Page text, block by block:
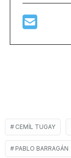
CEMIL TUGAY
PABLO BARRAGÁN